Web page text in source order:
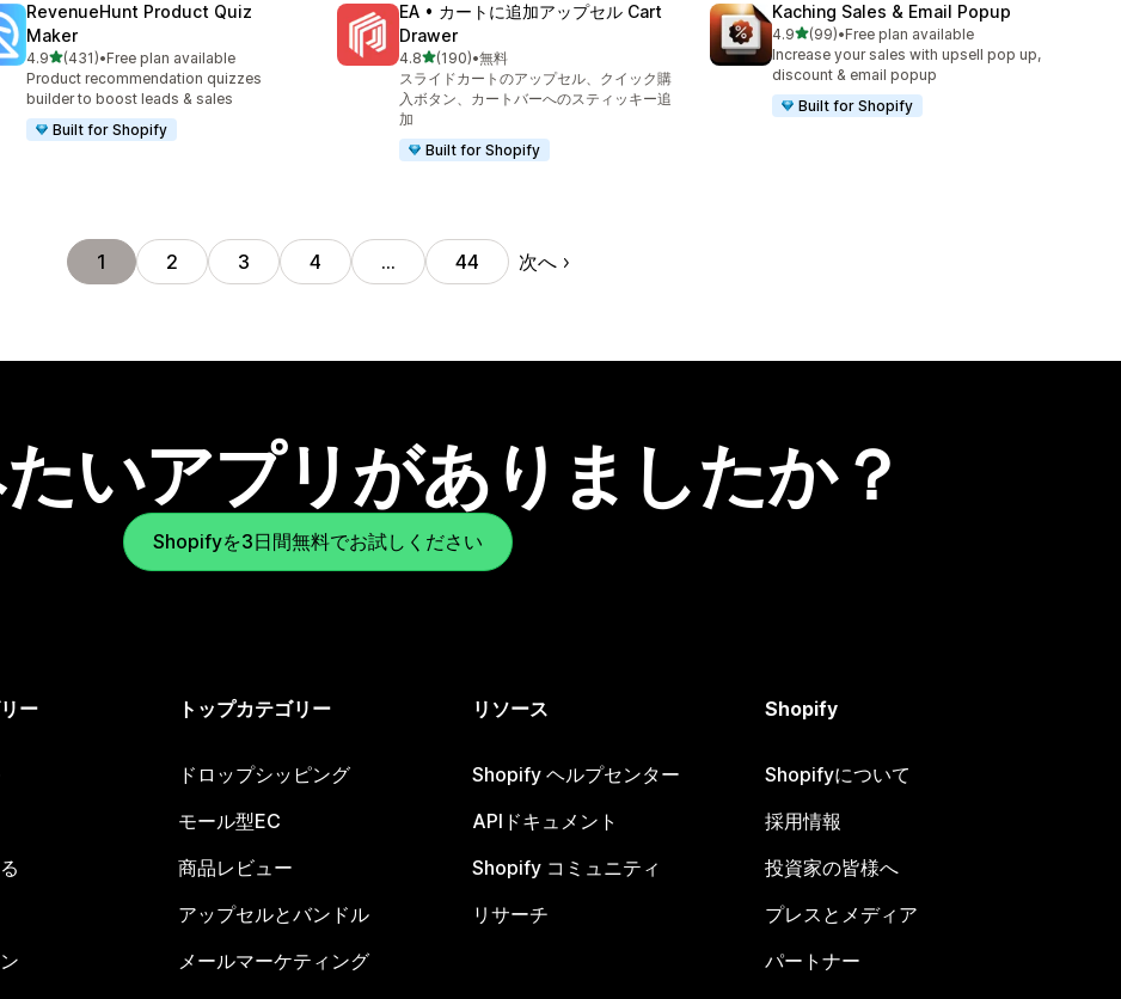
RevenueHunt Product Quiz
Maker
4.95つ星中
(431)
合計レビュー数：431件
•Free plan available
Product recommendation quizzes
builder to boost leads & sales
Built for Shopify
EA • カートに追加アップセル Cart
Drawer
4.85つ星中
(190)
合計レビュー数：190件
•無料
スライドカートのアップセル、クイック購
入ボタン、カートバーへのスティッキー追
加
Built for Shopify
Kaching Sales & Email Popup
4.95つ星中
(99)
合計レビュー数：99件
•Free plan available
Increase your sales with upsell pop up,
discount & email popup
Built for Shopify
1 2 3 4 … 44 次へ
いアプリがありましたか？
Shopifyを3日間無料でお試しください
ー トップカテゴリー
ドロップシッピング
モール型EC
商品レビュー
アップセルとバンドル
メールマーケティング
リソース
Shopify ヘルプセンター
APIドキュメント
Shopify コミュニティ
リサーチ
Shopify
Shopifyについて
採用情報
投資家の皆様へ
プレスとメディア
パートナー